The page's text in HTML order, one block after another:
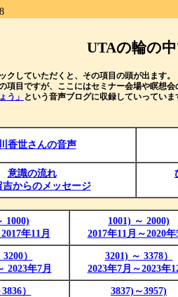
UTAの輪の
クしていただくと、その項目の頭が出ます。
項目ですが、ここにはセミナー会場や瞑想
う」
という音声ブログに収録していってい
香世さんの音声
意識の流れ
吉からのメッセージ
1000)
年11月
1001) ～ 2000)
2017年11月～2020年
）
2023年7月
3201) ～ 3378）
2023年7月～2023年
3836）
3837)～3957)